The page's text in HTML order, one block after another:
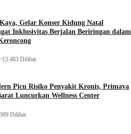
Gelar Konser Kidung Natal
Inklusivitas Berjalan Beriringan dalam
•13.483 Dilihat
Picu Risiko Penyakit Kronis, Primaya
Luncurkan Wellness Center
Dilihat